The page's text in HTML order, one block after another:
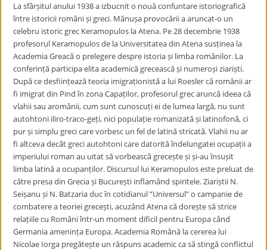
La sfârșitul anului 1938 a izbucnit o nouă confuntare istoriografică
între istoricii români și greci. Mănușa provocării a aruncat-o un
celebru istoric grec Keramopulos la Atena. Pe 28 decembrie 1938
profesorul Keramopulos de la Universitatea din Atena susținea la
Academia Greacă o prelegere despre istoria și limba românilor. La
conferință participa elita academică grecească și numeroși ziariști.
După ce desființează teoria imigraționistă a lui Roesler că românii ar
fi imigrat din Pind în zona Capaților, profesorul grec aruncă ideea că
vlahii sau aromânii, cum sunt cunoscuți ei de lumea largă, nu sunt
autohtoni iliro-traco-geți, nici populație romanizată și latinofonă, ci
pur și simplu greci care vorbesc un fel de latină stricată. Vlahii nu ar
fi altceva decât greci autohtoni care datorită îndelungatei ocupații a
imperiului roman au uitat să vorbească grecește și și-au însușit
limba latină a ocupanților. Discursul lui Keramopulos este preluat de
către presa din Grecia și București inflamând spiritele. Ziariștii N.
Seișanu și N. Batzaria duc în cotidianul ”Universul” o campanie de
combatere a teoriei grecești, acuzând Atena că dorește să strice
relațiile cu Români într-un moment dificil pentru Europa când
Germania amenința Europa. Academia Română la cererea lui
Nicolae Iorga pregătește un răspuns academic ca să stingă conflictul